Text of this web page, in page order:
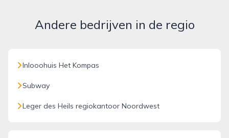
Andere bedrijven in de regio
Inlooohuis Het Kompas
Subway
Leger des Heils regiokantoor Noordwest